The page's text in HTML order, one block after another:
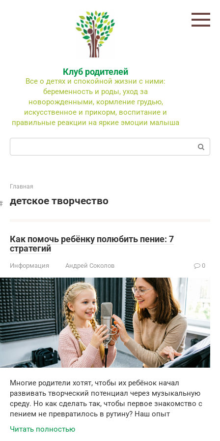
Клуб родителей
Все о детях и спокойной жизни с ними:
беременность и роды, уход за
новорожденными, кормление грудью,
искусственное и прикорм, воспитание и
правильные реакции на яркие эмоции малыша
Поиск:
Главная
детское творчество
Как помочь ребёнку полюбить пение: 7
стратегий
Информация Андрей Соколов 0
Многие родители хотят, чтобы их ребёнок начал
развивать творческий потенциал через музыкальную
среду. Но как сделать так, чтобы первое знакомство с
пением не превратилось в рутину? Наш опыт
Читать полностью